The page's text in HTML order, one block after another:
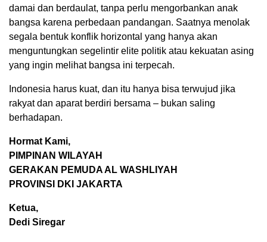
damai dan berdaulat, tanpa perlu mengorbankan anak
bangsa karena perbedaan pandangan. Saatnya menolak
segala bentuk konflik horizontal yang hanya akan
menguntungkan segelintir elite politik atau kekuatan asing
yang ingin melihat bangsa ini terpecah.
Indonesia harus kuat, dan itu hanya bisa terwujud jika
rakyat dan aparat berdiri bersama – bukan saling
berhadapan.
Hormat Kami,
PIMPINAN WILAYAH
GERAKAN PEMUDA AL WASHLIYAH
PROVINSI DKI JAKARTA
Ketua,
Dedi Siregar